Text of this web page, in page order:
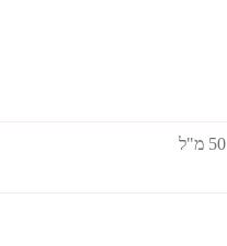
50 מ"ל